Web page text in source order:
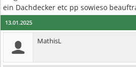
ein Dachdecker etc pp sowieso
13.01.2025
MathisL